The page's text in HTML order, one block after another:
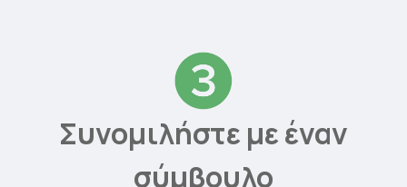
Συνομιλήστε με έναν
σύμβουλο